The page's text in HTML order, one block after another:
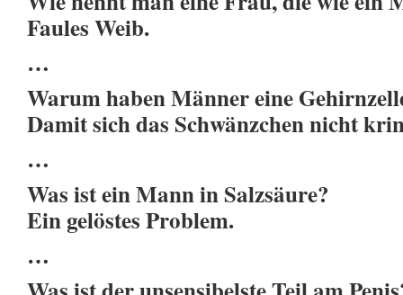
Faules Weib.
…
Warum haben Männer eine
Damit sich das Schwänzchen nicht
…
Was ist ein Mann in Salzsäure?
Ein gelöstes Problem.
…